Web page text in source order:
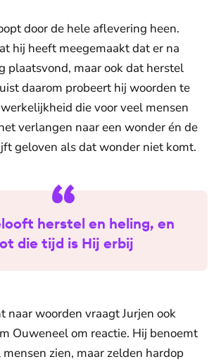
door de hele aflevering heen.
hij heeft meegemaakt dat er na
plaatsvond, maar ook dat herstel
daarom probeert hij woorden te
die voor veel mensen
verlangen naar een wonder én de
geloven als dat wonder niet komt.
herstel en heling, en
die tijd is Hij erbij
naar woorden vraagt Jurjen ook
Ouweneel om reactie. Hij benoemt
zien, maar zelden hardop